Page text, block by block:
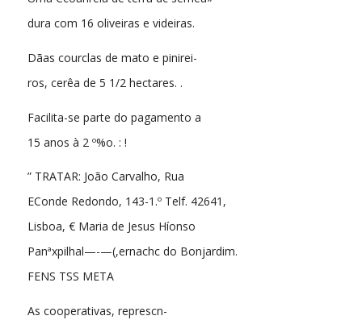
dura com 16 oliveiras e videiras.
Dãas courclas de mato e pinirei-
ros, cerêa de 5 1/2 hectares. .
Facilita-se parte do pagamento a
15 anos à 2 º%o. : !
” TRATAR: João Carvalho, Rua
EConde Redondo, 143-1.º Telf. 42641,
Lisboa, € Maria de Jesus Híonso
Panªxpilhal—-—(,ernachc do Bonjardim.
FENS TSS META
As cooperativas, represcn-